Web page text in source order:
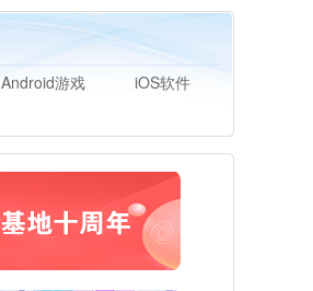
Android游戏
iOS软件